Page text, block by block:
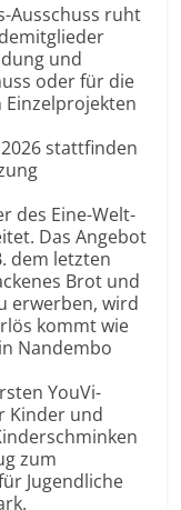
Ausschuss ruht
und
oder für die
stattfinden
des Eine-Welt-
Das Angebot
dem letzten
Brot und
erwerben, wird
kommt wie
Nandembo
YouVi-
Kinder und
zum
Jugendliche